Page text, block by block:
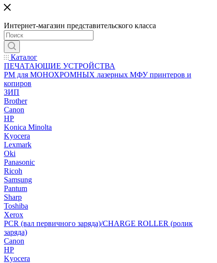
Интернет-магазин представительского класса
Каталог
ПЕЧАТАЮЩИЕ УСТРОЙСТВА
РМ для МОНОХРОМНЫХ лазерных МФУ принтеров и
копиров
ЗИП
Brother
Canon
HP
Konica Minolta
Kyocera
Lexmark
Oki
Panasonic
Ricoh
Samsung
Pantum
Sharp
Toshiba
Xerox
PCR (вал первичного заряда)/CHARGE ROLLER (ролик
заряда)
Canon
HP
Kyocera